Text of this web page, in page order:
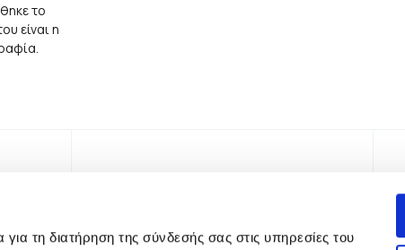
τη διατήρηση της σύνδεσής σας στις υπηρεσίες του
το
είναι η